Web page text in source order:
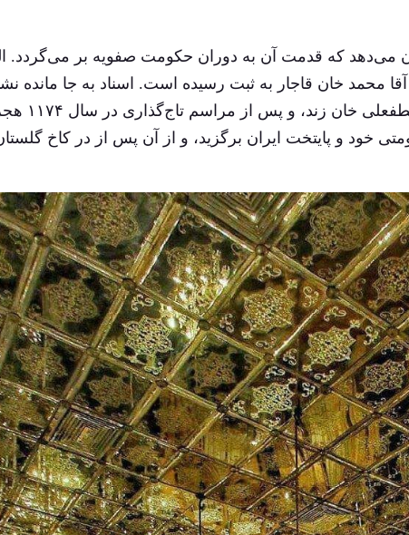
می‌دهد که قدمت آن به دوران حکومت صفویه بر می‌گردد.
محمد خان قاجار به ثبت رسیده است. اسناد به جا مانده
می‌دهد که پس از پیروزی آقا محمد خان قاجار بر
خود و پایتخت ایران برگزید، و از آن پس از در کاخ